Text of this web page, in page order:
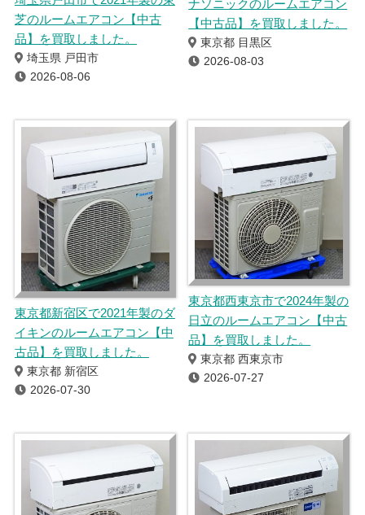
芝のルームエアコン【中古
品】を買取しました。
埼玉県 戸田市
2026-08-06
ナソニックのルームエアコン
【中古品】を買取しました。
東京都 目黒区
2026-08-03
東京都新宿区で2021年製のダ
イキンのルームエアコン【中
古品】を買取しました。
東京都 新宿区
2026-07-30
東京都西東京市で2024年製の
日立のルームエアコン【中古
品】を買取しました。
東京都 西東京市
2026-07-27